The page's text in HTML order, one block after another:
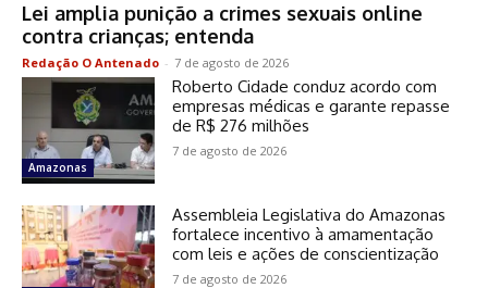
Lei amplia punição a crimes sexuais online
contra crianças; entenda
Redação O Antenado - 7 de agosto de 2026
Amazonas
Roberto Cidade conduz acordo com
empresas médicas e garante repasse
de R$ 276 milhões
7 de agosto de 2026
Assembleia Legislativa do Amazonas
fortalece incentivo à amamentação
com leis e ações de conscientização
7 de agosto de 2026